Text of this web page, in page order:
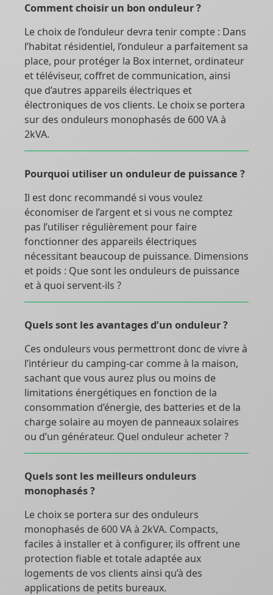
Comment choisir un bon onduleur ?
Le choix de l’onduleur devra tenir compte : Dans
l’habitat résidentiel, l’onduleur a parfaitement sa
place, pour protéger la Box internet, ordinateur
et téléviseur, coffret de communication, ainsi
que d’autres appareils électriques et
électroniques de vos clients. Le choix se portera
sur des onduleurs monophasés de 600 VA à
2kVA.
Pourquoi utiliser un onduleur de puissance ?
Il est donc recommandé si vous voulez
économiser de l’argent et si vous ne comptez
pas l’utiliser régulièrement pour faire
fonctionner des appareils électriques
nécessitant beaucoup de puissance. Dimensions
et poids : Que sont les onduleurs de puissance
et à quoi servent-ils ?
Quels sont les avantages d’un onduleur ?
Ces onduleurs vous permettront donc de vivre à
l’intérieur du camping-car comme à la maison,
sachant que vous aurez plus ou moins de
limitations énergétiques en fonction de la
consommation d’énergie, des batteries et de la
charge solaire au moyen de panneaux solaires
ou d’un générateur. Quel onduleur acheter ?
Quels sont les meilleurs onduleurs
monophasés ?
Le choix se portera sur des onduleurs
monophasés de 600 VA à 2kVA. Compacts,
faciles à installer et à configurer, ils offrent une
protection fiable et totale adaptée aux
logements de vos clients ainsi qu’à des
applications de petits bureaux.